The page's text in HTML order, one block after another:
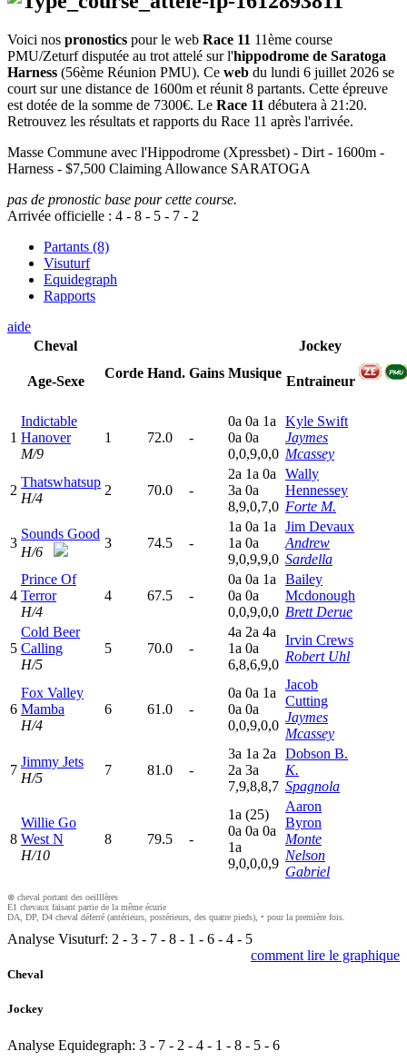
Voici nos pronostics pour le web Race 11 11ème course
PMU/Zeturf disputée au trot attelé sur l'hippodrome de Saratoga
Harness (56ème Réunion PMU). Ce web du lundi 6 juillet 2026 se
court sur une distance de 1600m et réunit 8 partants. Cette épreuve
est dotée de la somme de 7300€. Le Race 11 débutera à 21:20.
Retrouvez les résultats et rapports du Race 11 après l'arrivée.
Masse Commune avec l'Hippodrome (Xpressbet) - Dirt - 1600m -
Harness - $7,500 Claiming Allowance SARATOGA
pas de pronostic base pour cette course.
Arrivée officielle : 4 - 8 - 5 - 7 - 2
Partants (8)
Visuturf
Equidegraph
Rapports
aide
Cheval
Age-Sexe
Corde Hand. Gains Musique
Jockey
Entraineur
1
Indictable
Hanover
M/9
1 72.0 -
0a 0a 1a
0a 0a
0,0,9,0,0
Kyle Swift
Jaymes
Mcassey
2
Thatswhatsup
H/4
2 70.0 -
2a 1a 0a
3a 0a
8,9,0,7,0
Wally
Hennessey
Forte M.
3
Sounds Good
H/6
3 74.5 -
1a 0a 1a
1a 0a
9,0,9,9,0
Jim Devaux
Andrew
Sardella
4
Prince Of
Terror
H/4
4 67.5 -
0a 0a 1a
0a 0a
0,0,9,0,0
Bailey
Mcdonough
Brett Derue
5
Cold Beer
Calling
H/5
5 70.0 -
4a 2a 4a
1a 0a
6,8,6,9,0
Irvin Crews
Robert Uhl
6
Fox Valley
Mamba
H/4
6 61.0 -
0a 0a 1a
0a 0a
0,0,9,0,0
Jacob
Cutting
Jaymes
Mcassey
7
Jimmy Jets
H/5
7 81.0 -
3a 1a 2a
2a 3a
7,9,8,8,7
Dobson B.
K.
Spagnola
8
Willie Go
West N
H/10
8 79.5 -
1a (25)
0a 0a 0a
1a
9,0,0,0,9
Aaron
Byron
Monte
Nelson
Gabriel
⊗ cheval portant des oeilllères
E1 chevaux faisant partie de la même écurie
DA, DP, D4 cheval déferré (antérieurs, postérieurs, des quatre pieds), • pour la première fois.
Analyse Visuturf: 2 - 3 - 7 - 8 - 1 - 6 - 4 - 5
comment lire le graphique
Cheval
Jockey
Analyse Equidegraph: 3 - 7 - 2 - 4 - 1 - 8 - 5 - 6